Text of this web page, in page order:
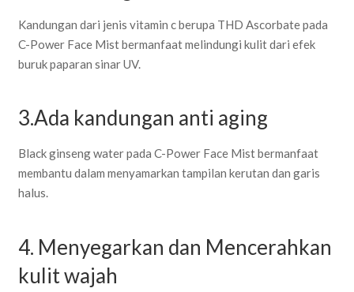
Kandungan dari jenis vitamin c berupa THD Ascorbate pada
C-Power Face Mist bermanfaat melindungi kulit dari efek
buruk paparan sinar UV.
3.Ada kandungan anti aging
Black ginseng water pada C-Power Face Mist bermanfaat
membantu dalam menyamarkan tampilan kerutan dan garis
halus.
4. Menyegarkan dan Mencerahkan
kulit wajah